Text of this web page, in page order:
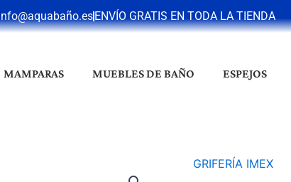
ENVÍO GRATIS EN TODA LA TIENDA
MAMPARAS MUEBLES DE BAÑO ESPEJOS
GRIFERÍA IMEX
El
MONOMANDO